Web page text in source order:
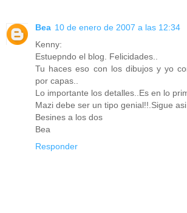
Bea 10 de enero de 2007 a las 12:34
Kenny:
Estuepndo el blog. Felicidades..
Tu haces eso con los dibujos y yo
por capas..
Lo importante los detalles..Es en lo
Mazi debe ser un tipo genial!!.Sigue
Besines a los dos
Bea
Responder